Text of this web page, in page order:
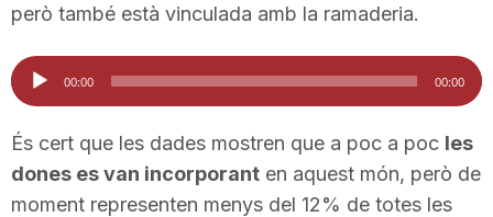
però també està vinculada amb la ramaderia.
Reproductor
d'àudio
00:00 00:00
És cert que les dades mostren que a poc a poc les
dones es van incorporant en aquest món, però de
moment representen menys del 12% de totes les